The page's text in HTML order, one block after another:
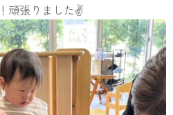
頑張りました✌